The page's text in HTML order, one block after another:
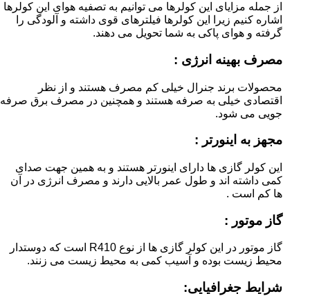
از جمله مزایای این کولرها می توانیم به تصفیه هوای این کولرها
اشاره کنیم زیرا این کولرها فیلترهای قوی داشته و آلودگی را
گرفته و هوای پاکی به شما تحویل می دهند.
مصرف بهینه انرژی :
محصولات برند جنرال خیلی کم مصرف هستند و از نظر
اقتصادی خیلی به صرفه هستند و همچنین در مصرف برق صرفه
جویی می شود.
مجهز به اینورتر :
این کولر گازی ها دارای اینورتر هستند و به همین جهت صدای
کمی داشته اند و طول عمر بالایی دارند و مصرف انرژی در آن
ها کم است .
گاز موتور :
گاز موتور در این کولر گازی ها از نوع R410 است که دوستدار
محیط زیست بوده و آسیب کمی به محیط زیست می زنند.
شرایط جغرافیایی: